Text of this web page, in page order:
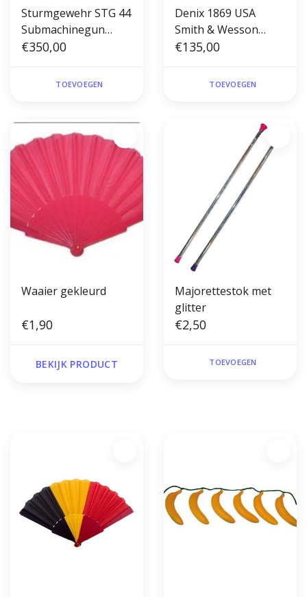
Sturmgewehr STG 44
Submachinegun
Duits WWII
lederen riem Denix
€350,00
TOEVOEGEN
Denix 1869 USA
Smith & Wesson
Schofield Cal.45
€135,00
TOEVOEGEN
Waaier gekleurd
€1,90
BEKIJK PRODUCT
Majorettestok met
glitter
€2,50
TOEVOEGEN